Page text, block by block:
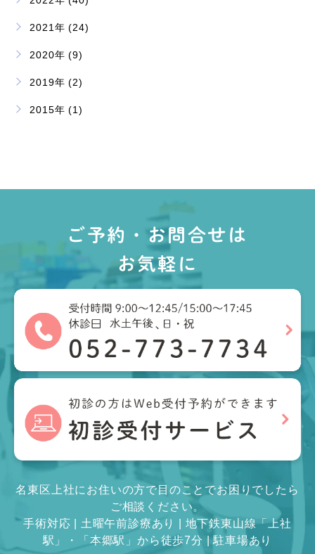
2021年 (24)
2020年 (9)
2019年 (2)
2015年 (1)
ご予約・お問合せは
お気軽に
名東区上社にお住いの方で目のことでお困りでしたら
ご相談ください。
手術対応 | 土曜午前診療あり | 地下鉄東山線「上社
駅」・「本郷駅」から徒歩7分 | 駐車場あり